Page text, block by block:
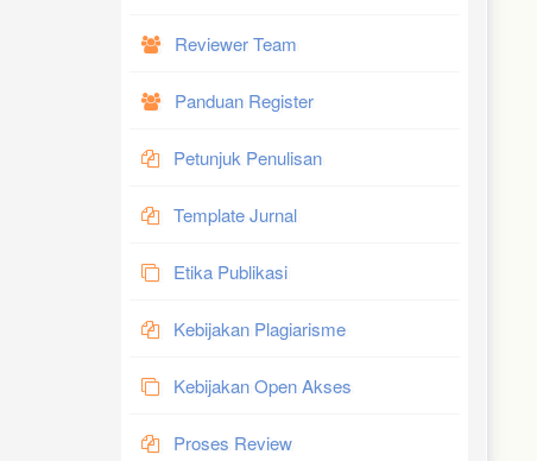
Reviewer Team
Panduan Register
Petunjuk Penulisan
Template Jurnal
Etika Publikasi
Kebijakan Plagiarisme
Kebijakan Open Akses
Proses Review